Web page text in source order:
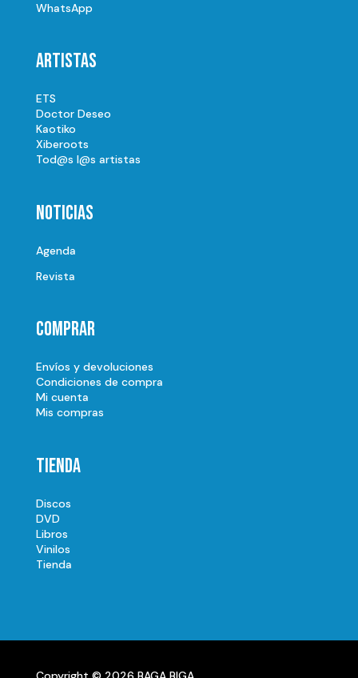
WhatsApp
Artistas
ETS
Doctor Deseo
Kaotiko
Xiberoots
Tod@s l@s artistas
Noticias
Agenda
Revista
Comprar
Envíos y devoluciones
Condiciones de compra
Mi cuenta
Mis compras
Tienda
Discos
DVD
Libros
Vinilos
Tienda